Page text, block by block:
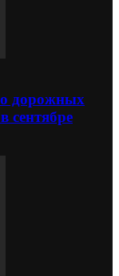
дорожных
сентябре